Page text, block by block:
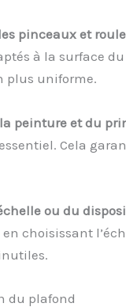
pinceaux et
à la surface
plus uniforme.
peinture et du
Cela
ou du
choisissant
du plafond